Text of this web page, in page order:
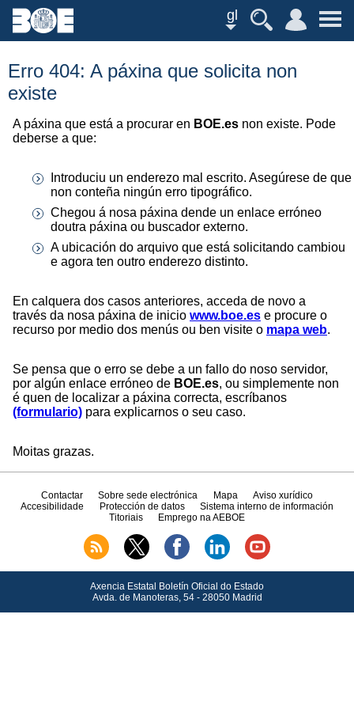
gl
Erro 404: A páxina que solicita non
existe
A páxina que está a procurar en BOE.es non existe. Pode
deberse a que:
Introduciu un enderezo mal escrito. Asegúrese de que
non conteña ningún erro tipográfico.
Chegou á nosa páxina dende un enlace erróneo
doutra páxina ou buscador externo.
A ubicación do arquivo que está solicitando cambiou
e agora ten outro enderezo distinto.
En calquera dos casos anteriores, acceda de novo a
través da nosa páxina de inicio www.boe.es e procure o
recurso por medio dos menús ou ben visite o mapa web.
Se pensa que o erro se debe a un fallo do noso servidor,
por algún enlace erróneo de BOE.es, ou simplemente non
é quen de localizar a páxina correcta, escríbanos
(formulario) para explicarnos o seu caso.
Moitas grazas.
Contactar Sobre sede electrónica Mapa
Aviso xurídico
Accesibilidade
Protección de datos
Sistema interno de información
Titoriais
Emprego na AEBOE
Axencia Estatal Boletín Oficial do Estado
Avda.de Manoteras, 54 - 28050 Madrid